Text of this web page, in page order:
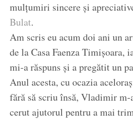
mulțumiri sincere și
Bulat.
Am scris eu acum doi ani un
de la Casa Faenza
mi-a răspuns și a pregătit un
Anul acesta, cu ocazia
fără să scriu însă, Vladimir
cerut ajutorul pentru a mai